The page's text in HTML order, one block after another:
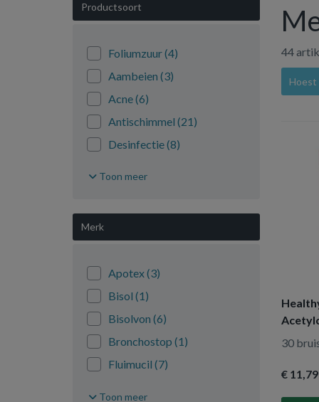
Productsoort
Foliumzuur(4)
Aambeien (3)
Acne(6)
Antischimmel (21)
Desinfectie(8)
Glucosaminen
Homeopathische
geneesmiddelen
Hooikoorts
Insectenbeten (1)
Keel
(16)
Toon meer
Merk
Apotex(3)
Bisol (1)
Bisolvon (6)
Bronchostop (1)
Fluimucil (7)
Toon meer
44
Hoest
HTP
30
€ 11,79